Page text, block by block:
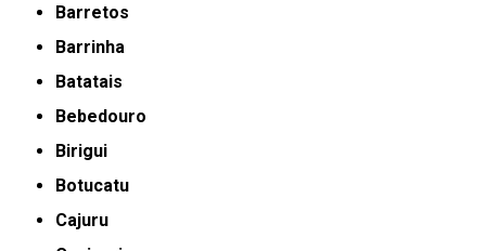
Barretos
Barrinha
Batatais
Bebedouro
Birigui
Botucatu
Cajuru